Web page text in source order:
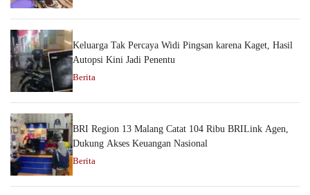
Keluarga Tak Percaya Widi Pingsan karena Kaget, Hasil
Autopsi Kini Jadi Penentu
Berita
BRI Region 13 Malang Catat 104 Ribu BRILink Agen,
Dukung Akses Keuangan Nasional
Berita